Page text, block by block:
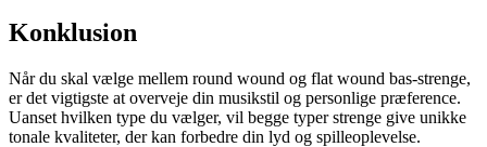
Konklusion
Når du skal vælge mellem round wound og flat wound bas-strenge,
er det vigtigste at overveje din musikstil og personlige præference.
Uanset hvilken type du vælger, vil begge typer strenge give unikke
tonale kvaliteter, der kan forbedre din lyd og spilleoplevelse.